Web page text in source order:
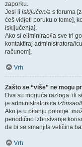
zaporku.
Jesi li isključen/a s foruma
ćeš vidjeti poruku o tome],
isključenja].
Ako si eliminirao/la sve tri
kontaktiraj administratora/
računom].
Vrh
Zašto se “više” ne mogu
Dva su moguća razloga: ili
je administrator/ica izbrisao/
Ako je u pitanju potonje:
periodično izbrisivanje
da bi se smanjila veličina
Vrh